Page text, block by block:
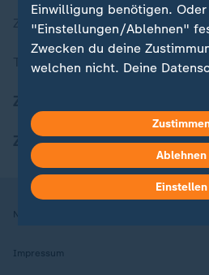
ZDFheute Stories
Themen im Überblick
ZDFheute Apps
Nutzungsbedingungen
Impressum
Einwilligung benötigen.
"Einstellungen/Ablehnen"
Zwecken du deine
welchen nicht. Deine
Hier findest du das
Weitere Informationen
Datenschutzerklärung.
Ablehnen
Einstellen